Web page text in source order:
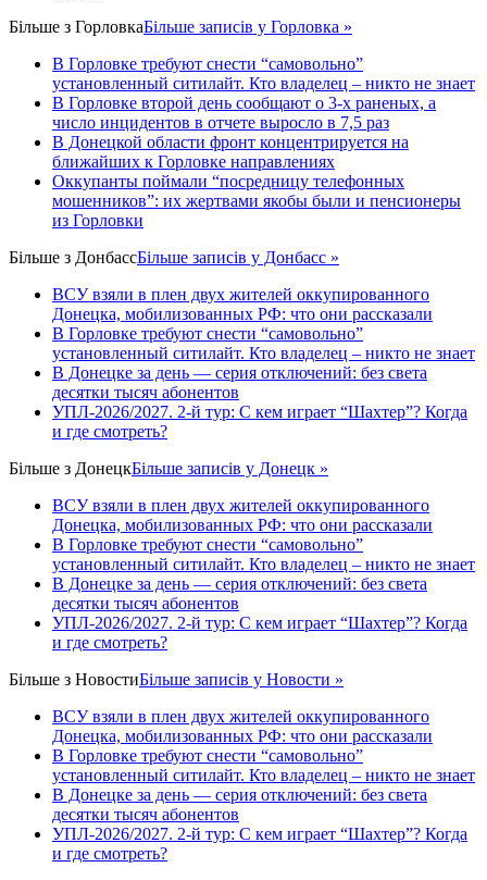
Більше з ГорловкаБільше записів у Горловка »
В Горловке требуют снести “самовольно”
установленный ситилайт. Кто владелец – никто не знает
В Горловке второй день сообщают о 3-х раненых, а
число инцидентов в отчете выросло в 7,5 раз
В Донецкой области фронт концентрируется на
ближайших к Горловке направлениях
Оккупанты поймали “посредницу телефонных
мошенников”: их жертвами якобы были и пенсионеры
из Горловки
Більше з ДонбассБільше записів у Донбасс »
ВСУ взяли в плен двух жителей оккупированного
Донецка, мобилизованных РФ: что они рассказали
В Горловке требуют снести “самовольно”
установленный ситилайт. Кто владелец – никто не знает
В Донецке за день — серия отключений: без света
десятки тысяч абонентов
УПЛ-2026/2027. 2-й тур: С кем играет “Шахтер”? Когда
и где смотреть?
Більше з ДонецкБільше записів у Донецк »
ВСУ взяли в плен двух жителей оккупированного
Донецка, мобилизованных РФ: что они рассказали
В Горловке требуют снести “самовольно”
установленный ситилайт. Кто владелец – никто не знает
В Донецке за день — серия отключений: без света
десятки тысяч абонентов
УПЛ-2026/2027. 2-й тур: С кем играет “Шахтер”? Когда
и где смотреть?
Більше з НовостиБільше записів у Новости »
ВСУ взяли в плен двух жителей оккупированного
Донецка, мобилизованных РФ: что они рассказали
В Горловке требуют снести “самовольно”
установленный ситилайт. Кто владелец – никто не знает
В Донецке за день — серия отключений: без света
десятки тысяч абонентов
УПЛ-2026/2027. 2-й тур: С кем играет “Шахтер”? Когда
и где смотреть?